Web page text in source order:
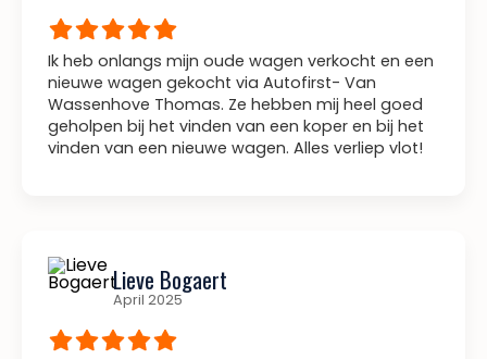
Ik heb onlangs mijn oude wagen verkocht en een
nieuwe wagen gekocht via Autofirst- Van
Wassenhove Thomas. Ze hebben mij heel goed
geholpen bij het vinden van een koper en bij het
vinden van een nieuwe wagen. Alles verliep vlot!
Lieve Bogaert
April 2025